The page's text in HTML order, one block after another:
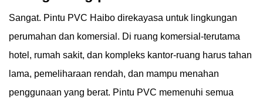
Sangat. Pintu PVC Haibo direkayasa untuk lingkungan
perumahan dan komersial. Di ruang komersial-terutama
hotel, rumah sakit, dan kompleks kantor-ruang harus tahan
lama, pemeliharaan rendah, dan mampu menahan
penggunaan yang berat. Pintu PVC memenuhi semua